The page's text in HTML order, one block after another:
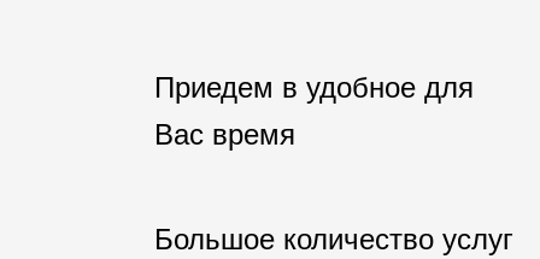
Приедем в удобное для
Вас время
Большое количество услуг